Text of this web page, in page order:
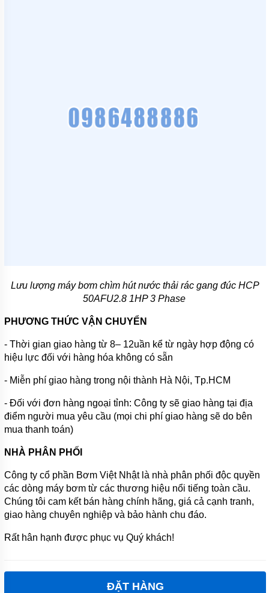
Lưu lượng máy bơm chìm hút nước thải rác gang đúc HCP
50AFU2.8 1HP 3 Phase
PHƯƠNG THỨC VẬN CHUYỂN
- Thời gian giao hàng từ 8– 12uần kể từ ngày hợp động có
hiệu lực đối với hàng hóa không có sẵn
- Miễn phí giao hàng trong nội thành Hà Nội, Tp.HCM
- Đối với đơn hàng ngoại tỉnh: Công ty sẽ giao hàng tại địa
điểm người mua yêu cầu (mọi chi phí giao hàng sẽ do bên
mua thanh toán)
NHÀ PHÂN PHỐI
Công ty cổ phần Bơm Việt Nhật là nhà phân phối độc quyền
các dòng máy bơm từ các thương hiệu nổi tiếng toàn cầu.
Chúng tôi cam kết bán hàng chính hãng, giá cả cạnh tranh,
giao hàng chuyên nghiệp và bảo hành chu đáo.
Rất hân hạnh được phục vụ Quý khách!
ĐẶT HÀNG